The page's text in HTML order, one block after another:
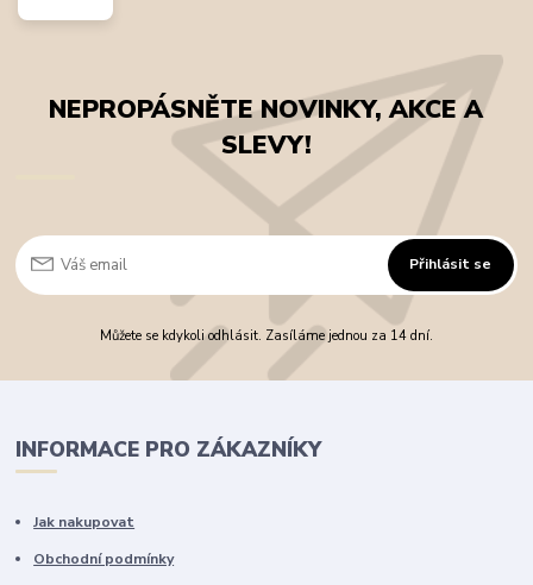
NEPROPÁSNĚTE NOVINKY, AKCE A
SLEVY!
Přihlásit se
Můžete se kdykoli odhlásit. Zasíláme jednou za 14 dní.
INFORMACE PRO ZÁKAZNÍKY
Jak nakupovat
Obchodní podmínky